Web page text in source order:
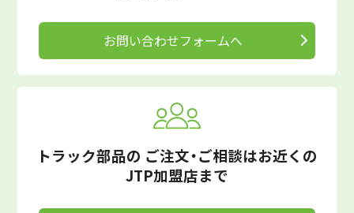
お問い合わせフォームへ
トラック部品の ご注文・ご相談はお近くの
JTP加盟店まで